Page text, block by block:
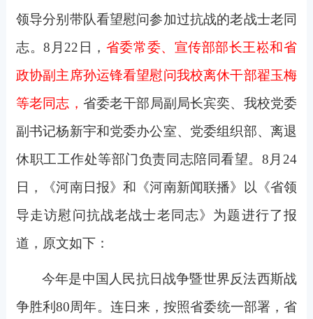
领导分别带队看望慰问参加过抗战的老战士老同
志。8月22日， 省委常委、宣传部部长王崧和省
政协副主席孙运锋看望慰问我校离休干部翟玉梅
等老同志， 省委老干部局副局长宾奕、我校党委
副书记杨新宇和党委办公室、党委组织部、离退
休职工工作处等部门负责同志陪同看望。8月24
日，《河南日报》和《河南新闻联播》以《省领
导走访慰问抗战老战士老同志》为题进行了报
道，原文如下：
今年是中国人民抗日战争暨世界反法西斯战
争胜利80周年。连日来，按照省委统一部署，省